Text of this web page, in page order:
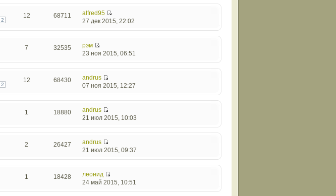
2
12 68711
alfred95
27 дек 2015, 22:02
7 32535
рэм
23 ноя 2015, 06:51
2
12 68430
andrus
07 ноя 2015, 12:27
1 18880
andrus
21 июл 2015, 10:03
2 26427
andrus
21 июл 2015, 09:37
1 18428
леонид
24 май 2015, 10:51